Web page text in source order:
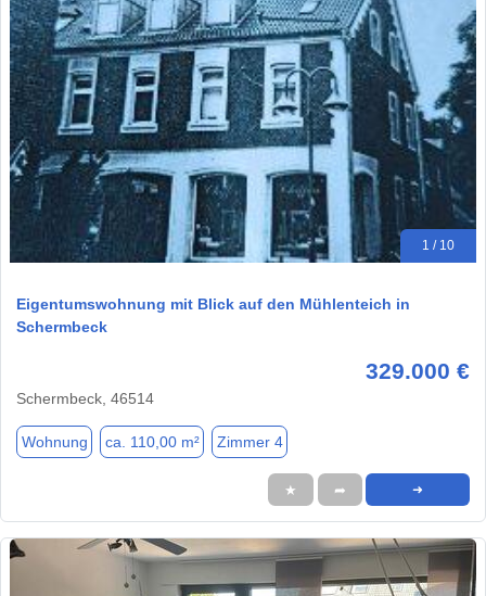
1 / 10
Eigentumswohnung mit Blick auf den Mühlenteich in
Schermbeck
329.000 €
Schermbeck, 46514
Wohnung ca. 110,00 m² Zimmer 4
★ ➦ ➜